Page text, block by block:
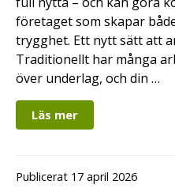
företaget som skapar
trygghet. Ett nytt sätt att
Traditionellt har många
över underlag, och din …
Läs mer
Publicerat 17 april 2026